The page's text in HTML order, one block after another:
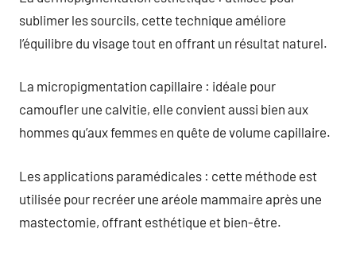
sublimer les sourcils, cette technique améliore
l’équilibre du visage tout en offrant un résultat naturel.
La micropigmentation capillaire : idéale pour
camoufler une calvitie, elle convient aussi bien aux
hommes qu’aux femmes en quête de volume capillaire.
Les applications paramédicales : cette méthode est
utilisée pour recréer une aréole mammaire après une
mastectomie, offrant esthétique et bien-être.